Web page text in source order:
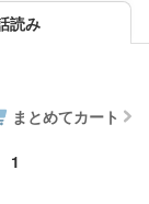
読み
まとめてカート
1